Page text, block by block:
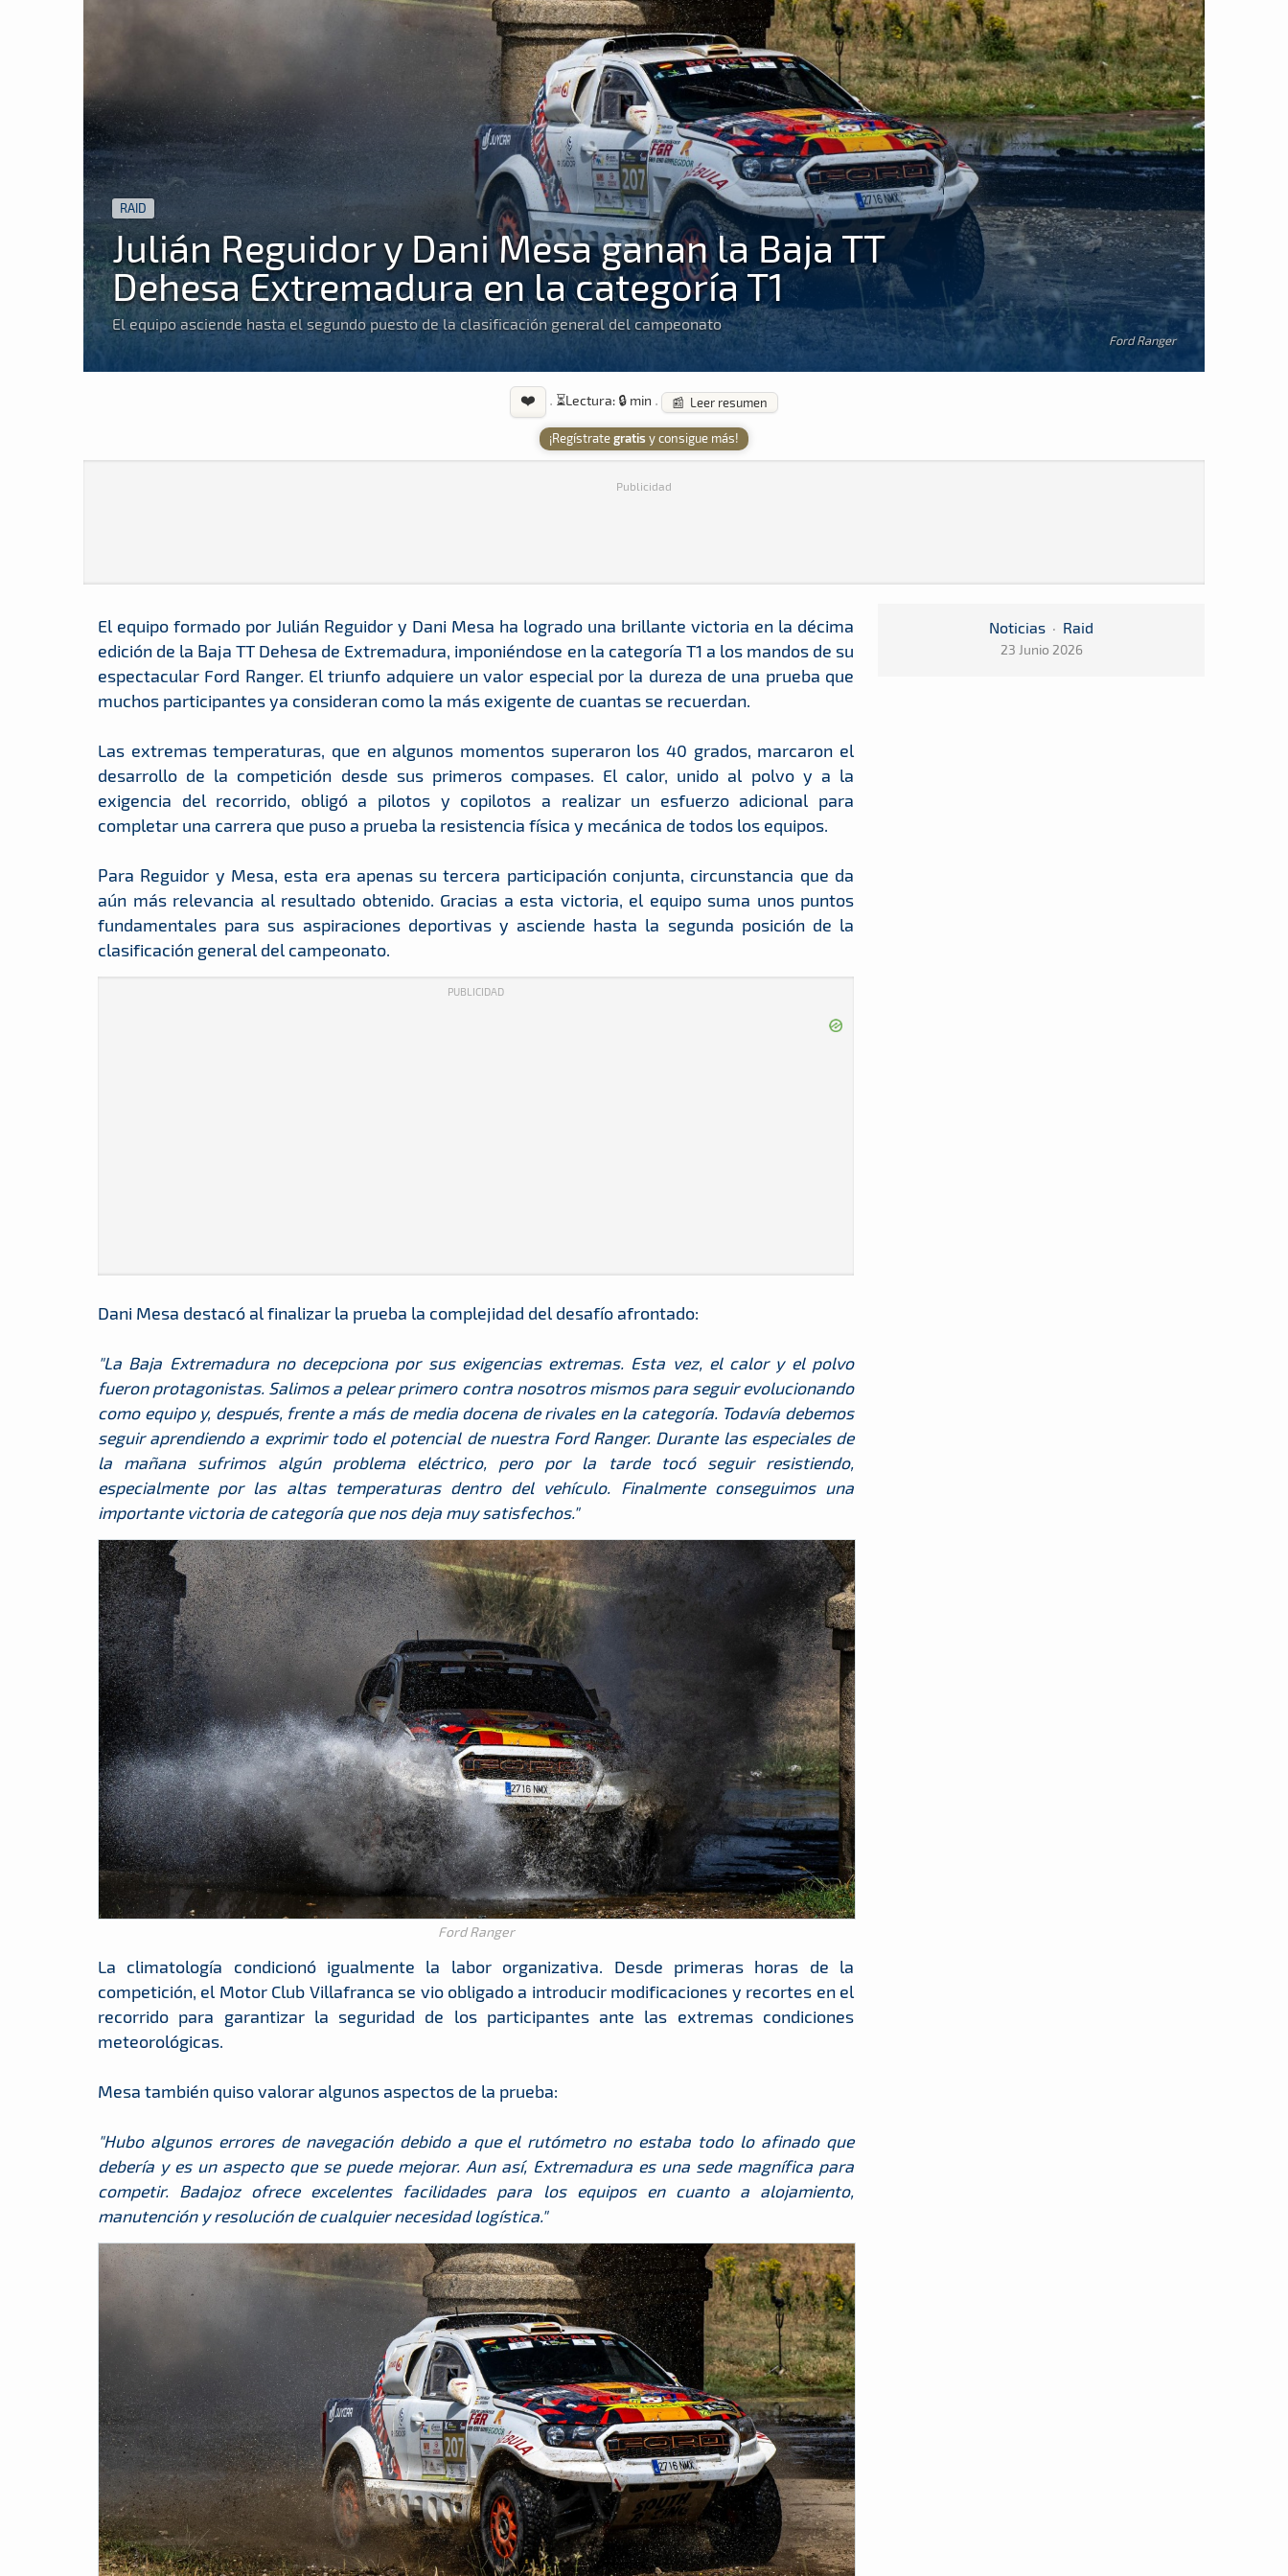
RAID
Julián Reguidor y Dani Mesa ganan la Baja TT
Dehesa Extremadura en la categoría T1
El equipo asciende hasta el segundo puesto de la clasificación general del campeonato
Ford Ranger
❤️ · ⏳Lectura: 🔒 min · 📰 Leer resumen
¡Regístrategratis y consigue más!
Publicidad
Noticias · Raid
23 Junio 2026
El equipo formado por Julián Reguidor y Dani Mesa ha logrado una brillante victoria en la décima
edición de la Baja TT Dehesa de Extremadura, imponiéndose en la categoría T1 a los mandos de su
espectacular Ford Ranger. El triunfo adquiere un valor especial por la dureza de una prueba que
muchos participantes ya consideran como la más exigente de cuantas se recuerdan.
Las extremas temperaturas, que en algunos momentos superaron los 40 grados, marcaron el
desarrollo de la competición desde sus primeros compases. El calor, unido al polvo y a la
exigencia del recorrido, obligó a pilotos y copilotos a realizar un esfuerzo adicional para
completar una carrera que puso a prueba la resistencia física y mecánica de todos los equipos.
Para Reguidor y Mesa, esta era apenas su tercera participación conjunta, circunstancia que da
aún más relevancia al resultado obtenido. Gracias a esta victoria, el equipo suma unos puntos
fundamentales para sus aspiraciones deportivas y asciende hasta la segunda posición de la
clasificación general del campeonato.
PUBLICIDAD
Dani Mesa destacó al finalizar la prueba la complejidad del desafío afrontado:
"La Baja Extremadura no decepciona por sus exigencias extremas. Esta vez, el calor y el polvo
fueron protagonistas. Salimos a pelear primero contra nosotros mismos para seguir evolucionando
como equipo y, después, frente a más de media docena de rivales en la categoría. Todavía debemos
seguir aprendiendo a exprimir todo el potencial de nuestra Ford Ranger. Durante las especiales de
la mañana sufrimos algún problema eléctrico, pero por la tarde tocó seguir resistiendo,
especialmente por las altas temperaturas dentro del vehículo. Finalmente conseguimos una
importante victoria de categoría que nos deja muy satisfechos."
Ford Ranger
La climatología condicionó igualmente la labor organizativa. Desde primeras horas de la
competición, el Motor Club Villafranca se vio obligado a introducir modificaciones y recortes en el
recorrido para garantizar la seguridad de los participantes ante las extremas condiciones
meteorológicas.
Mesa también quiso valorar algunos aspectos de la prueba:
"Hubo algunos errores de navegación debido a que el rutómetro no estaba todo lo afinado que
debería y es un aspecto que se puede mejorar. Aun así, Extremadura es una sede magnífica para
competir. Badajoz ofrece excelentes facilidades para los equipos en cuanto a alojamiento,
manutención y resolución de cualquier necesidad logística."